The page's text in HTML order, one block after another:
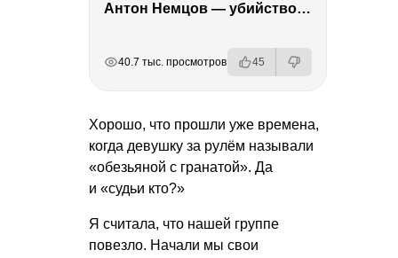
Антон Немцов — убийство Бориса Немцова, переезд в Дубай, семья и политика
40.7 тыс. просмотров 45
Хорошо, что прошли уже времена,
когда девушку за рулём называли
«обезьяной с гранатой». Да
и «судьи кто?»
Я считала, что нашей группе
повезло. Начали мы свои